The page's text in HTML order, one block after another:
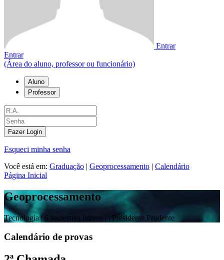
Entrar
Entrar
(Área do aluno, professor ou funcionário)
Aluno
Professor
Fazer Login
Esqueci minha senha
Você está em: Graduação | Geoprocessamento | Calendário
Página Inicial
Geoprocessamento
Tecnologia |6 semestres letivos | | Presidente Prudente
Calendário de provas